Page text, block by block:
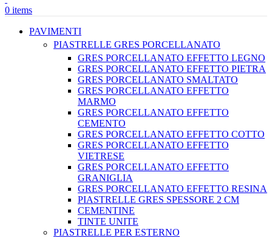
0 items
PAVIMENTI
PIASTRELLE GRES PORCELLANATO
GRES PORCELLANATO EFFETTO LEGNO
GRES PORCELLANATO EFFETTO PIETRA
GRES PORCELLANATO SMALTATO
GRES PORCELLANATO EFFETTO
MARMO
GRES PORCELLANATO EFFETTO
CEMENTO
GRES PORCELLANATO EFFETTO COTTO
GRES PORCELLANATO EFFETTO
VIETRESE
GRES PORCELLANATO EFFETTO
GRANIGLIA
GRES PORCELLANATO EFFETTO RESINA
PIASTRELLE GRES SPESSORE 2 CM
CEMENTINE
TINTE UNITE
PIASTRELLE PER ESTERNO